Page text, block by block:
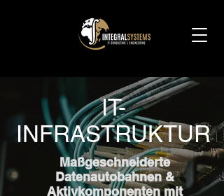
IT-
INFRASTRUKTUR
Maßgeschneiderte
Datenautobahnen &
Aktivkomponenten mit